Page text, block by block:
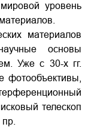
уровень
материалов
основы
Уже с 30-х гг.
фотообъективы,
телескоп